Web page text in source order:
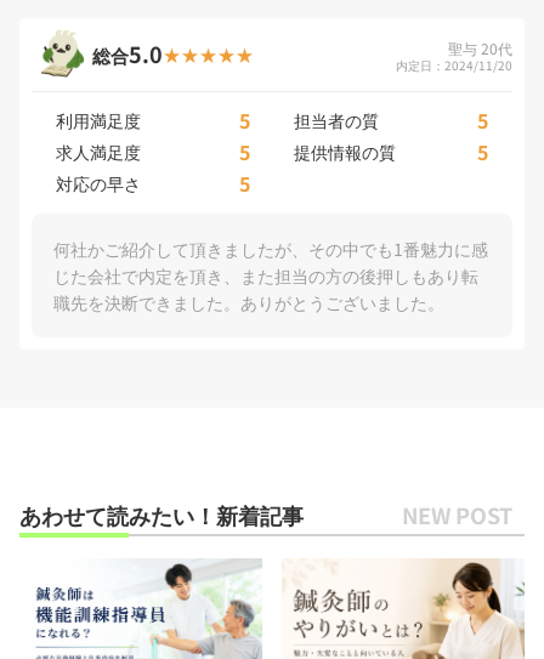
総合5.0 聖与 20代
内定日：2024/11/20
利用満足度 5 担当者の質 5
求人満足度 5 提供情報の質 5
対応の早さ 5
何社かご紹介して頂きましたが、その中でも1番魅力に感
じた会社で内定を頂き、また担当の方の後押しもあり転
職先を決断できました。ありがとうございました。
あわせて読みたい！新着記事